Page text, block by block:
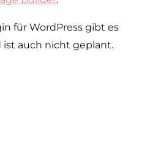
für WordPress gibt es
auch nicht geplant.